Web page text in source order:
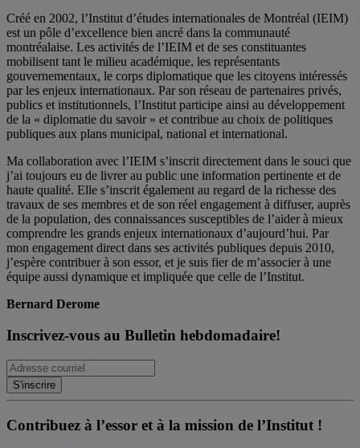
Créé en 2002, l’Institut d’études internationales de Montréal (IEIM)
est un pôle d’excellence bien ancré dans la communauté
montréalaise. Les activités de l’IEIM et de ses constituantes
mobilisent tant le milieu académique, les représentants
gouvernementaux, le corps diplomatique que les citoyens intéressés
par les enjeux internationaux. Par son réseau de partenaires privés,
publics et institutionnels, l’Institut participe ainsi au développement
de la « diplomatie du savoir » et contribue au choix de politiques
publiques aux plans municipal, national et international.
Ma collaboration avec l’IEIM s’inscrit directement dans le souci que
j’ai toujours eu de livrer au public une information pertinente et de
haute qualité. Elle s’inscrit également au regard de la richesse des
travaux de ses membres et de son réel engagement à diffuser, auprès
de la population, des connaissances susceptibles de l’aider à mieux
comprendre les grands enjeux internationaux d’aujourd’hui. Par
mon engagement direct dans ses activités publiques depuis 2010,
j’espère contribuer à son essor, et je suis fier de m’associer à une
équipe aussi dynamique et impliquée que celle de l’Institut.
Bernard Derome
Inscrivez-vous au Bulletin hebdomadaire!
Contribuez à l’essor et à la mission de l’Institut !